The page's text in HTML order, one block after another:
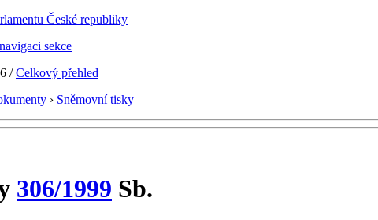
sekce
/Celkový přehled
› Sněmovní tisky
306/1999 Sb.